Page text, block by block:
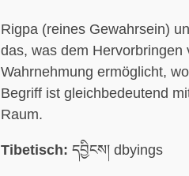
Rigpa (reines Gewahrsein)
das, was dem
Wahrnehmung ermöglicht,
Begriff ist gleichbedeutend
Raum.
Tibetisch: དབྱིངས། dbyings